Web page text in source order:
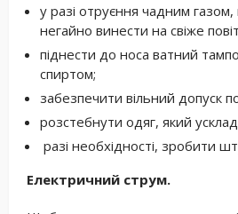
у разі отруєння чадним газом,
негайно винести на свіже
піднести до носа ватний
спиртом;
забезпечити вільний допуск
розстебнути одяг, який
разі необхідності, зробити
Електричний струм.